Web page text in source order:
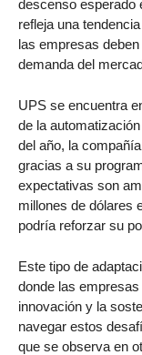
descenso esperado
refleja una
las empresas
demanda del
UPS se encuentra
de la
del año, la
gracias a su
expectativas son
millones de dólares
podría reforzar su
Este tipo de
donde las
innovación y la
navegar estos
que se observa en